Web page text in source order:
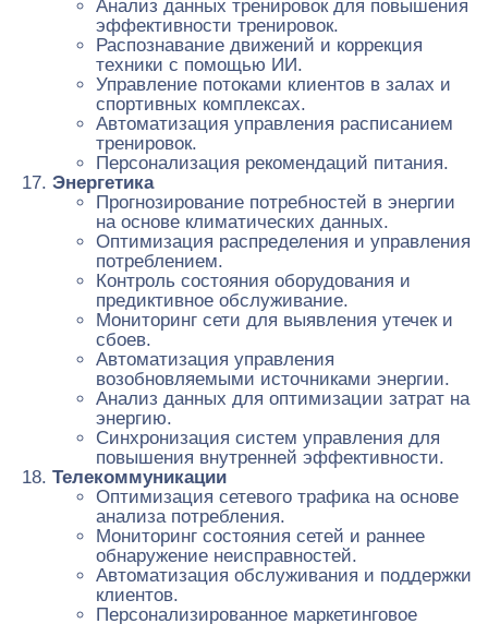
Анализ данных тренировок для повышения
эффективности тренировок.
Распознавание движений и коррекция
техники с помощью ИИ.
Управление потоками клиентов в залах и
спортивных комплексах.
Автоматизация управления расписанием
тренировок.
Персонализация рекомендаций питания.
Энергетика
Прогнозирование потребностей в энергии
на основе климатических данных.
Оптимизация распределения и управления
потреблением.
Контроль состояния оборудования и
предиктивное обслуживание.
Мониторинг сети для выявления утечек и
сбоев.
Автоматизация управления
возобновляемыми источниками энергии.
Анализ данных для оптимизации затрат на
энергию.
Синхронизация систем управления для
повышения внутренней эффективности.
Телекоммуникации
Оптимизация сетевого трафика на основе
анализа потребления.
Мониторинг состояния сетей и раннее
обнаружение неисправностей.
Автоматизация обслуживания и поддержки
клиентов.
Персонализированное маркетинговое